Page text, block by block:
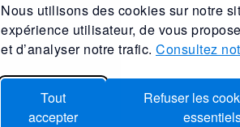
Nous utilisons des cookies sur notre
expérience utilisateur, de vous
et d’analyser notre trafic. Consultez
Tout
accepter
Refuser les